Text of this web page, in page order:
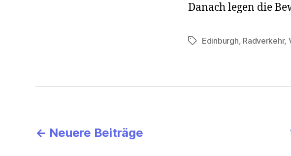
Danach legen die
Schlagwörter
Edinburgh, Radverkehr,
Beitragsnavigation
← Neuere Beiträge